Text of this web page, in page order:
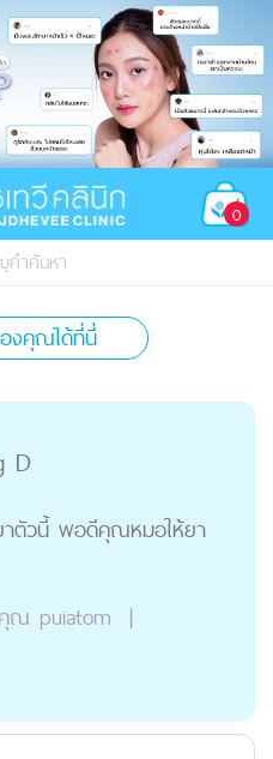
0
คำค้นหา
งคุณได้ที่นี่
D
ตัวนี้ พอดีคุณหมอให้ยา
ณ puiatom |